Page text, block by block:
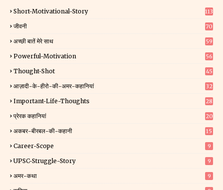
Short-Motivational-Story 113
जीवनी 70
अच्छी बातें मेरे साथ 59
Powerful-Motivation 56
Thought-Shot 45
आज़ादी-के-हीरो-की-अमर-कहानियां 32
Important-Life-Thoughts 28
प्रेरक कहानियां 20
अकबर-बीरबल-की-कहानी 15
Career-Scope 9
UPSC-Struggle-Story 9
अमर-कथा 9